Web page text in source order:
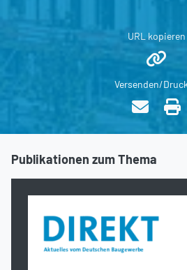
URL kopieren
Versenden/
Publikationen zum Thema